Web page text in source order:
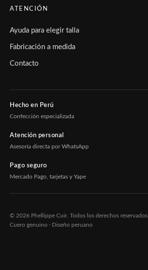
ATENCIÓN
Ayuda para elegir talla
Fabricación a medida
Contacto
Hecho en Perú
Confección especializada
Atención personal
Asesoría directa por WhatsApp
Pago seguro
Mercado Pago, tarjetas y Yape
© 2026 Phellippe Cuir. Todos los derechos reservados.
Cuero genuino · Diseño peruano